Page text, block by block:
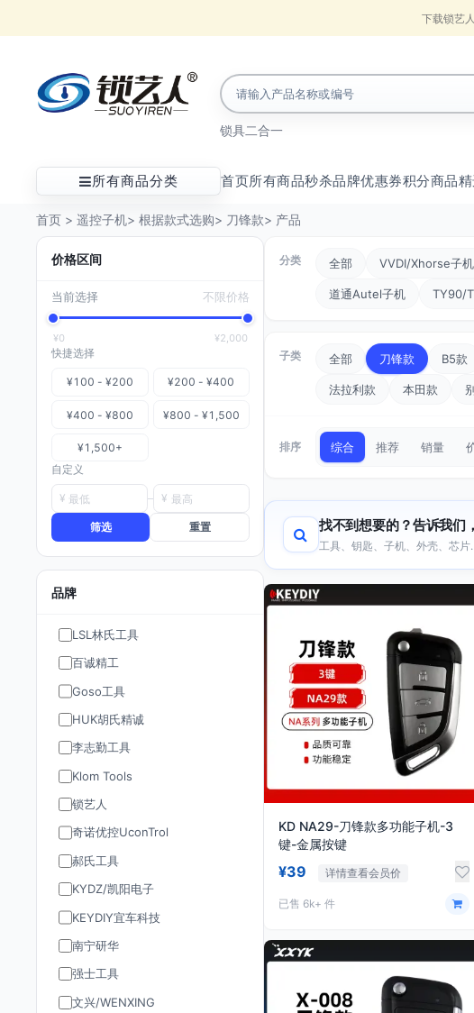
下载锁艺
锁具二合一
所有商品分类 首页所有商品秒杀品牌优惠券积分商品
首页 > 遥控子机> 根据款式选购> 刀锋款> 产品
价格区间
当前选择 不限价格
¥0 ¥2,000
快捷选择
¥100 - ¥200 ¥200 - ¥400
¥400 - ¥800 ¥800 - ¥1,500
¥1,500+
自定义
¥ ¥
筛选 重置
品牌
LSL林氏工具
百诚精工
Goso工具
HUK胡氏精诚
李志勤工具
Klom Tools
锁艺人
奇诺优控UconTrol
郝氏工具
KYDZ/凯阳电子
KEYDIY宜车科技
南宁研华
强士工具
文兴/WENXING
分类 全部 VVDI/Xhorse子机
道通Autel子机 TY90/
子类 全部 刀锋款 B5款
法拉利款 本田款
排序 综合 推荐 销量
找不到想要的？告诉我们
工具、钥匙、子机、外壳、芯
KD NA29-刀锋款多功能子机-3
键-金属按键
¥39 详情查看会员价
已售 6k+ 件